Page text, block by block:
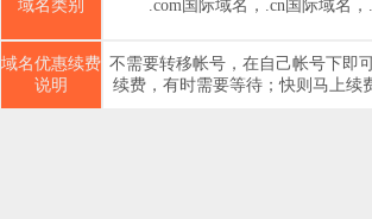
域名类别 .com国际域名，.cn国际域名
域名优惠续费
说明
不需要转移帐号，在自己帐号下即
续费，有时需要等待；快则马上续